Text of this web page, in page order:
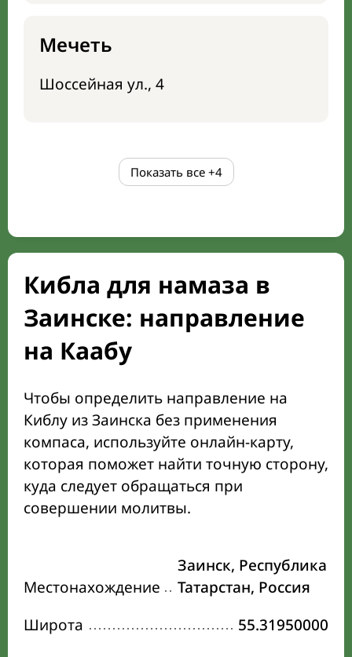
Мечеть
Шоссейная ул., 4
Показать все +4
Кибла для намаза в
Заинске: направление
на Каабу
Чтобы определить направление на
Киблу из Заинска без применения
компаса, используйте онлайн-карту,
которая поможет найти точную сторону,
куда следует обращаться при
совершении молитвы.
Местонахождение
Заинск, Республика
Татарстан, Россия
Широта
55.31950000